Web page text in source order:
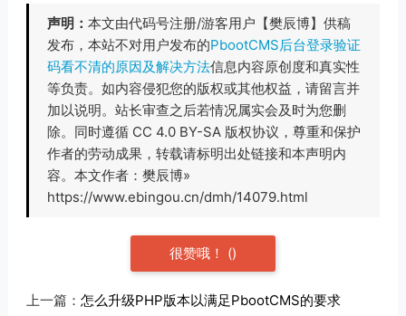
声明： 本文由代码号注册/游客用户【樊辰博】供稿
发布，本站不对用户发布的PbootCMS后台登录验证
码看不清的原因及解决方法信息内容原创度和真实性
等负责。如内容侵犯您的版权或其他权益，请留言并
加以说明。站长审查之后若情况属实会及时为您删
除。同时遵循 CC 4.0 BY-SA 版权协议，尊重和保护
作者的劳动成果，转载请标明出处链接和本声明内
容。本文作者：樊辰博»
https://www.ebingou.cn/dmh/14079.html
很赞哦！ ()
上一篇： 怎么升级PHP版本以满足PbootCMS的要求